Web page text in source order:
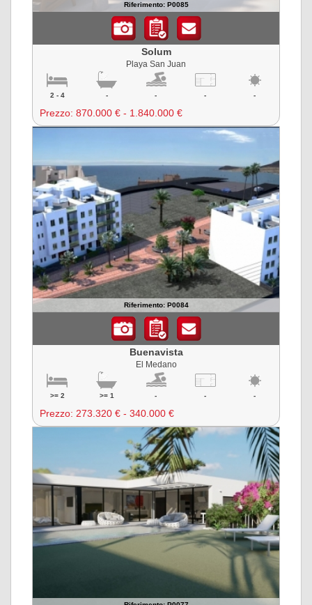
Riferimento: P0085
Solum
Playa San Juan
2 - 4 - - - -
Prezzo: 870.000 € - 1.840.000 €
Riferimento: P0084
Buenavista
El Medano
>= 2 >= 1 - - -
Prezzo: 273.320 € - 340.000 €